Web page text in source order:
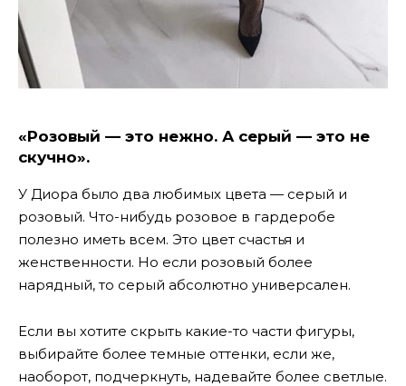
«Розовый — это нежно. А серый — это не
скучно».
У Диора было два любимых цвета — серый и
розовый. Что-нибудь розовое в гардеробе
полезно иметь всем. Это цвет счастья и
женственности. Но если розовый более
нарядный, то серый абсолютно универсален.
Если вы хотите скрыть какие-то части фигуры,
выбирайте более темные оттенки, если же,
наоборот, подчеркнуть, надевайте более светлые.